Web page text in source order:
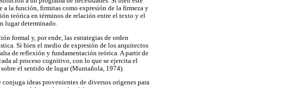
a la función, firmitas como expresión de la firmeza y
teórica en términos de relación entre el texto y el
lugar determinado.
formal y, por ende, las estrategias de orden
Si bien el medio de expresión de los arquitectos
de reflexión y fundamentación teórica. A partir de
al proceso cognitivo, con lo que se ejercita el
el sentido de lugar (Muntañola, 1974).
ideas provenientes de diversos orígenes para